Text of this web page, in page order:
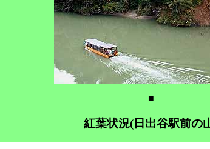
■
紅葉状況(日出谷駅前の